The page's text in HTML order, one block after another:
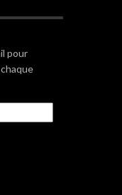
pour